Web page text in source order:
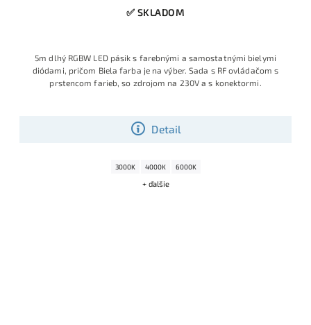
✅ SKLADOM
Detail
5m dlhý RGBW LED pásik s farebnými a samostatnými bielymi
diódami, pričom Biela farba je na výber. Sada s RF ovládačom s
prstencom farieb, so zdrojom na 230V a s konektormi.
3000K 4000K 6000K
+ ďalšie